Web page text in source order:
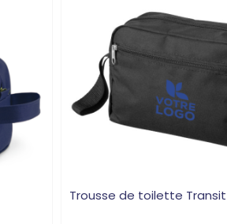
Trousse de toilette Transit